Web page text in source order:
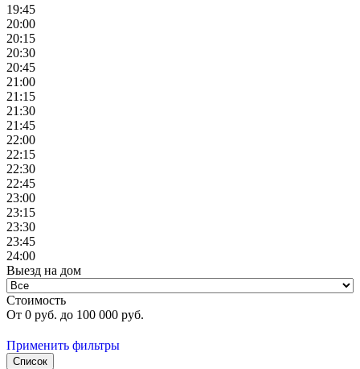
19:45
20:00
20:15
20:30
20:45
21:00
21:15
21:30
21:45
22:00
22:15
22:30
22:45
23:00
23:15
23:30
23:45
24:00
Выезд на дом
Стоимость
От 0 руб. до 100 000 руб.
Применить фильтры
Список